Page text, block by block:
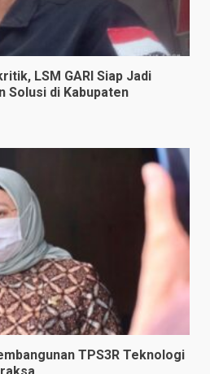
LSM GARI Siap Jadi
Solusi di Kabupaten
TPS3R Teknologi